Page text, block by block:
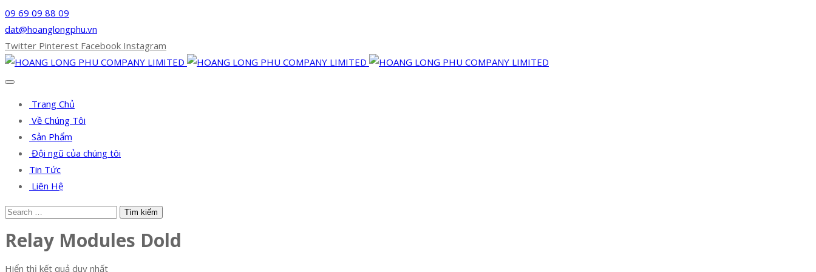
09 69 09 88 09
dat@hoanglongphu.vn
Twitter Pinterest Facebook Instagram
Trang Chủ
Về Chúng Tôi
Sản Phẩm
Đội ngũ của chúng tôi
Tin Tức
Liên Hệ
Relay Modules Dold
Hiển thị kết quả duy nhất